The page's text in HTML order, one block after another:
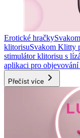
Erotické hračky
klitorisuSvakom Klitty
stimulátor klitorisu s
aplikaci pro
Přečíst více